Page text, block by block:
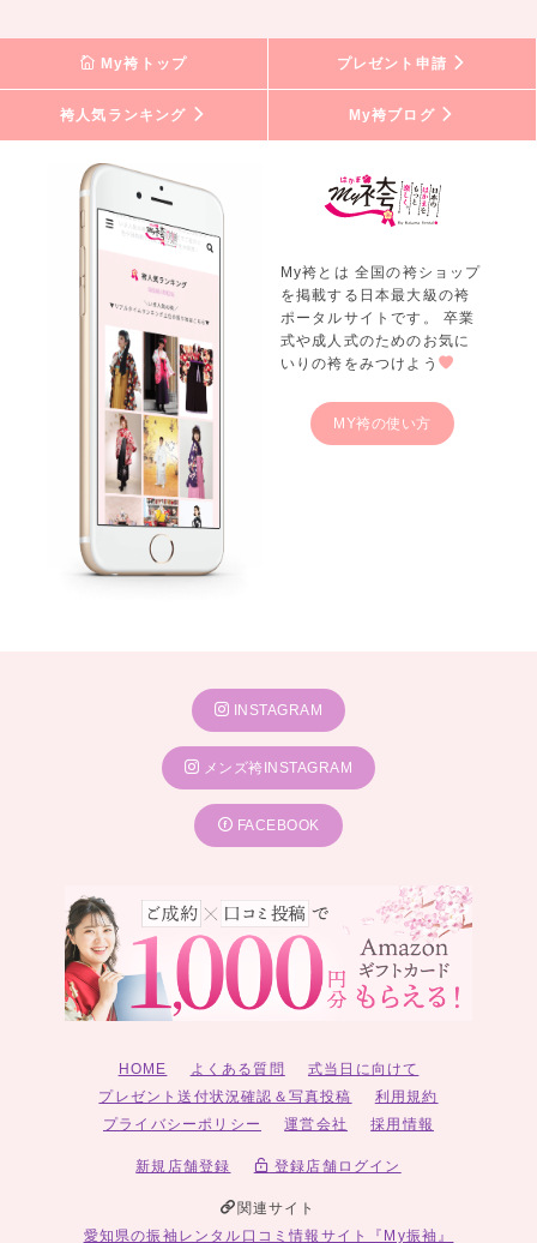
My袴トップ プレゼント申請
袴人気ランキング My袴ブログ
My袴とは 全国の袴ショップ
を掲載する日本最大級の袴
ポータルサイトです。 卒業
式や成人式のためのお気に
いりの袴をみつけよう
MY袴の使い方
INSTAGRAM
メンズ袴INSTAGRAM
FACEBOOK
HOME よくある質問
式当日に向けて
プレゼント送付状況確認＆写真投稿
利用規約
プライバシーポリシー
運営会社 採用情報
新規店舗登録 登録店舗ログイン
関連サイト
愛知県の振袖レンタル口コミ情報サイト『My振袖』